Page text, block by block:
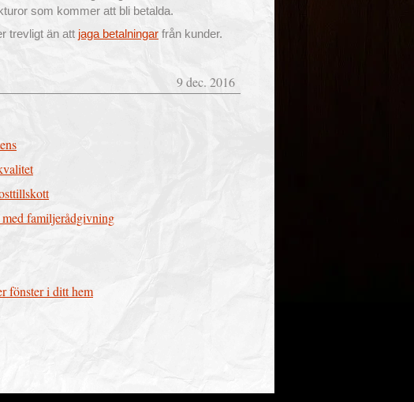
som kommer att bli betalda.
trevligt än att jaga betalningar från kunder.
9 dec. 2016
familjerådgivning
fönster i ditt hem